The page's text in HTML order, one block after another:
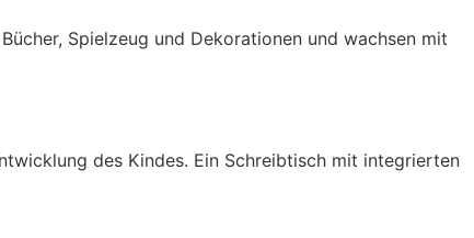
Spielzeug und Dekorationen und wachsen mit
des Kindes. Ein Schreibtisch mit integrierten